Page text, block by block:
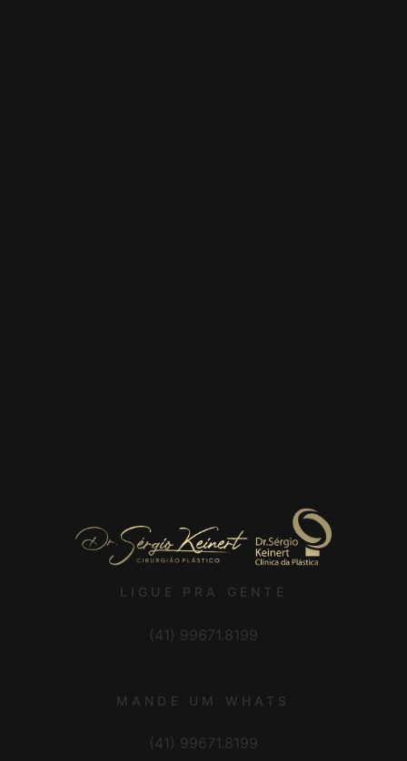
LIGUE PRA GENTE
(41) 99671.8199
MANDE UM WHATS
(41) 99671.8199